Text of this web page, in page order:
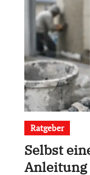
Ratgeber
Selbst